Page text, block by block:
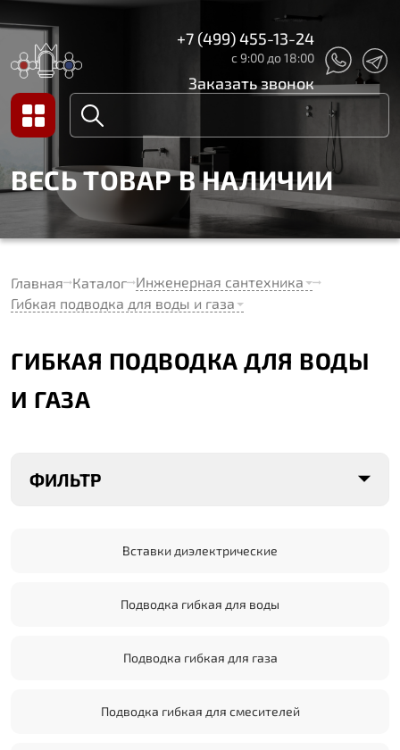
+7 (499) 455-13-24
с 9:00 до 18:00
Заказать звонок
ВЕСЬ ТОВАР В НАЛИЧИИ
Главная Каталог Инженерная сантехника
Гибкая подводка для воды и газа
ГИБКАЯ ПОДВОДКА ДЛЯ ВОДЫ
И ГАЗА
ФИЛЬТР
Вставки диэлектрические
Подводка гибкая для воды
Подводка гибкая для газа
Подводка гибкая для смесителей